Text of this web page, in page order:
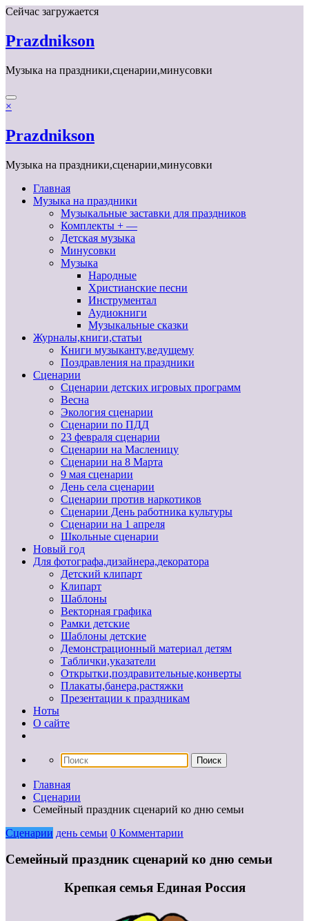
Перейти
содержимому
Сейчас загружается
Prazdnikson
Музыка на праздники,сценарии,минусовки
×
Prazdnikson
Музыка на праздники,сценарии,минусовки
Главная
Музыка на праздники
Музыкальные заставки для праздников
Комплекты + —
Детская музыка
Минусовки
Музыка
Народные
Христианские песни
Инструментал
Аудиокниги
Музыкальные сказки
Журналы,книги,статьи
Книги музыканту,ведущему
Поздравления на праздники
Сценарии
Сценарии детских игровых программ
Весна
Экология сценарии
Сценарии по ПДД
23 февраля сценарии
Сценарии на Масленицу
Сценарии на 8 Марта
9 мая сценарии
День села сценарии
Сценарии против наркотиков
Сценарии День работника культуры
Сценарии на 1 апреля
Школьные сценарии
Новый год
Для фотографа,дизайнера,декоратора
Детский клипарт
Клипарт
Шаблоны
Векторная графика
Рамки детские
Шаблоны детские
Демонстрационный материал детям
Таблички,указатели
Открытки,поздравительные,конверты
Плакаты,банера,растяжки
Презентации к праздникам
Ноты
О сайте
Главная
Сценарии
Семейный праздник сценарий ко дню семьи
Сценарии день семьи 0 Комментарии
Семейный праздник сценарий ко дню семьи
Крепкая семья Единая Россия